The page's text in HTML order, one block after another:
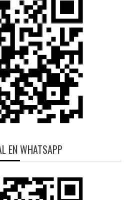
EN WHATSAPP